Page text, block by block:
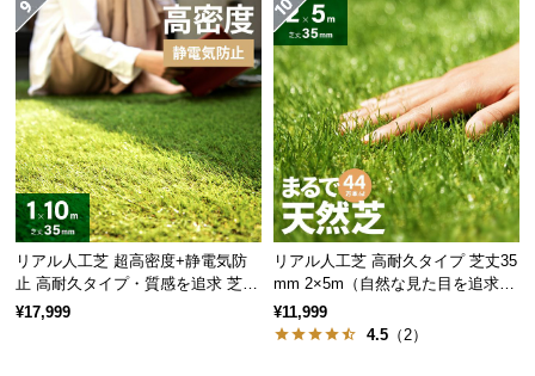
グ
企
業
情
報
ウェーブ葉
オータムカラー
20%
リアルを追求した 5種のミックス葉!
アースカラーが持つ自然の風合い
自然色に近い落ち着いたアースカラーは馴染みがよ
く、さらにリアリティーが増します。
リアル人工芝 超高密度+静電気防
止 高耐久タイプ・質感を追求 芝丈
35mm 1×10m
¥17,999
リアル人工芝 高耐久タイプ 芝丈35
mm 2×5m（自然な見た目を追求・
U字ピン付属）
¥11,999
4.5 （2）